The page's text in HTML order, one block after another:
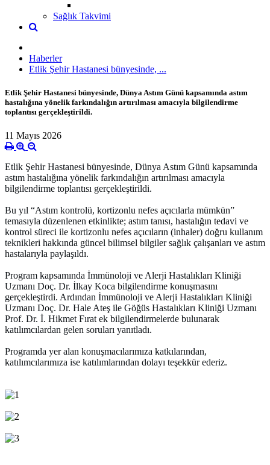
Sağlık Takvimi
Haberler
Etlik Şehir Hastanesi bünyesinde, ...
Etlik Şehir Hastanesi bünyesinde, Dünya Astım Günü kapsamında astım
hastalığına yönelik farkındalığın artırılması amacıyla bilgilendirme
toplantısı gerçekleştirildi.
11 Mayıs 2026
Etlik Şehir Hastanesi bünyesinde, Dünya Astım Günü kapsamında
astım hastalığına yönelik farkındalığın artırılması amacıyla
bilgilendirme toplantısı gerçekleştirildi.
Bu yıl “Astım kontrolü, kortizonlu nefes açıcılarla mümkün”
temasıyla düzenlenen etkinlikte; astım tanısı, hastalığın tedavi ve
kontrol süreci ile kortizonlu nefes açıcıların (inhaler) doğru kullanım
teknikleri hakkında güncel bilimsel bilgiler sağlık çalışanları ve astım
hastalarıyla paylaşıldı.
Program kapsamında İmmünoloji ve Alerji Hastalıkları Kliniği
Uzmanı Doç. Dr. İlkay Koca bilgilendirme konuşmasını
gerçekleştirdi. Ardından İmmünoloji ve Alerji Hastalıkları Kliniği
Uzmanı Doç. Dr. Hale Ateş ile Göğüs Hastalıkları Kliniği Uzmanı
Prof. Dr. İ. Hikmet Fırat ek bilgilendirmelerde bulunarak
katılımcılardan gelen soruları yanıtladı.
Programda yer alan konuşmacılarımıza katkılarından,
katılımcılarımıza ise katılımlarından dolayı teşekkür ederiz.